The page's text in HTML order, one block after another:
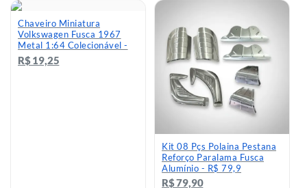
Quadros Decorativo Tema
Fusca Vintage Retrô - R$ 70
R$ 70,00
até 5x sem juros
Gt Brasil + Revista Poster
Opala